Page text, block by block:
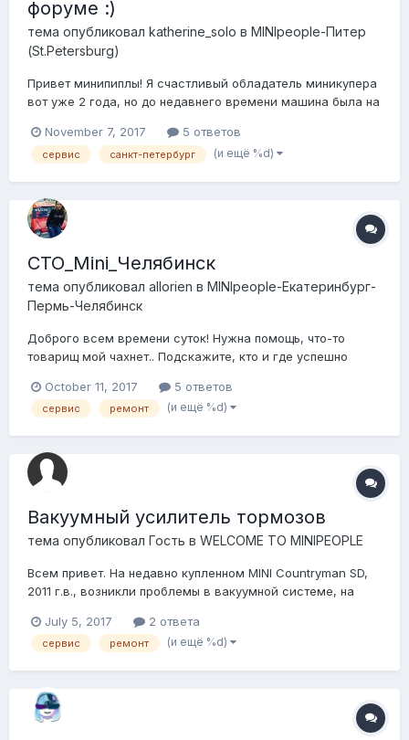
форуме :)
тема опубликовал katherine_solo в MINIpeople-Питер
(St.Petersburg)
Привет минипиплы! Я счастливый обладатель миникупера
вот уже 2 года, но до недавнего времени машина была на
теперь Добби наконец-то свободен! Пожалуйста,
порекомендуйте хороший сервис (сломался
November 7, 2017 5 ответов
сервис санкт-петербург (и ещё %d)
СТО_Mini_Челябинск
тема опубликовал allorien в MINIpeople-Екатеринбург-
Пермь-Челябинск
Доброго всем времени суток! Нужна помощь, что-то
товарищ мой чахнет.. Подскажите, кто и где успешно
СТО не чесали в затылке глядя на автомобиль) бывало
просто, что пригоняешь машину, а они глядят на него с
October 11, 2017 5 ответов
сервис ремонт (и ещё %d)
Вакуумный усилитель тормозов
тема опубликовал Гость в WELCOME TO MINIPEOPLE
Всем привет. На недавно купленном MINI Countryman SD,
2011 г.в., возникли проблемы в вакуумной системе, на
усилитель тормозов, а потом - как пойдёт. В наличии эту
штуку никто не нашёл, говорят нужно либо заказывать -
July 5, 2017 2 ответа
сервис ремонт (и ещё %d)